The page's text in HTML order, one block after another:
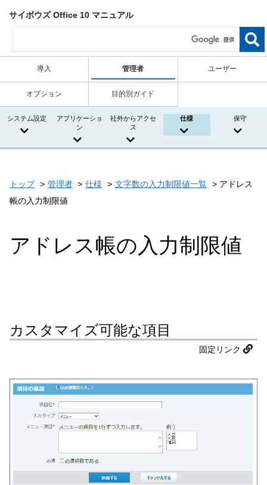
サイボウズ Office 10 マニュアル
導入 管理者 ユーザー
オプション 目的別ガイド
システム設定
アプリケーショ
ン
社外からアクセ
ス
仕様 保守
トップ 管理者 仕様 文字数の入力制限値一覧
アドレス
帳の入力制限値
アドレス帳の入力制限値
カスタマイズ可能な項目
固定リンク